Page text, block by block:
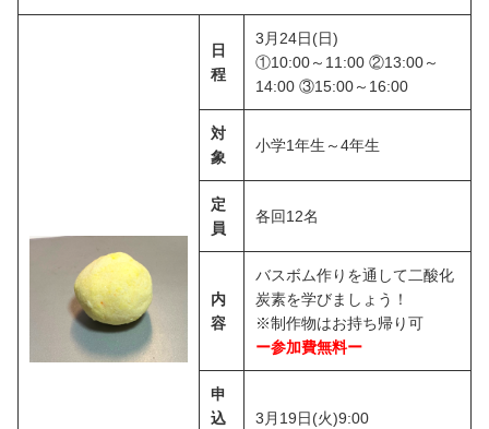
日
程
3月24日(日)
①10:00～11:00 ②13:00～
14:00 ③15:00～16:00
対
象
小学1年生～4年生
定
員
各回12名
内
容
バスボム作りを通して二酸化
炭素を学びましょう！
※制作物はお持ち帰り可
ー参加費無料ー
申
込
3月19日(火)9:00